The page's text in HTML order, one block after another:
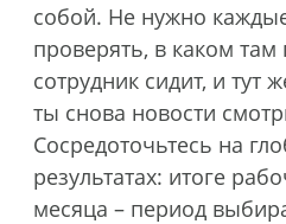
собой. Не нужно
проверять, в каком
сотрудник сидит, и тут
ты снова новости
Сосредоточьтесь на
результатах: итоге
месяца – период